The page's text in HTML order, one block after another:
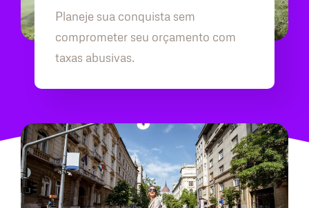
Planeje sua conquista sem
comprometer seu orçamento com
taxas abusivas.